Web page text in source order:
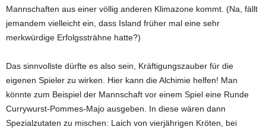
Mannschaften aus einer völlig anderen Klimazone kommt. (Na, fällt
jemandem vielleicht ein, dass Island früher mal eine sehr
merkwürdige Erfolgssträhne hatte?)
Das sinnvollste dürfte es also sein, Kräftigungszauber für die
eigenen Spieler zu wirken. Hier kann die Alchimie helfen! Man
könnte zum Beispiel der Mannschaft vor einem Spiel eine Runde
Currywurst-Pommes-Majo ausgeben. In diese wären dann
Spezialzutaten zu mischen: Laich von vierjährigen Kröten, bei